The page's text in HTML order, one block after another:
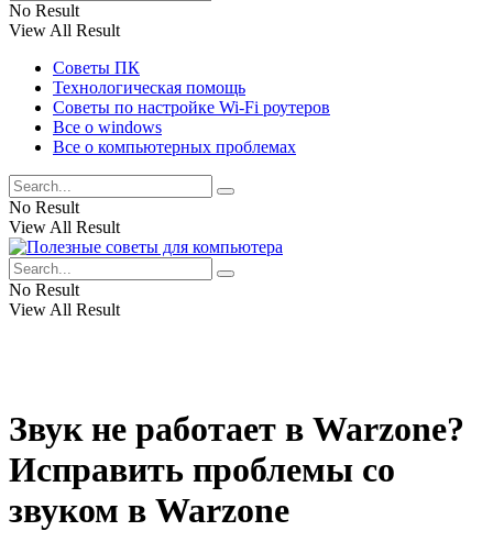
No Result
View All Result
Советы ПК
Технологическая помощь
Советы по настройке Wi-Fi роутеров
Все о windows
Все о компьютерных проблемах
No Result
View All Result
No Result
View All Result
Звук не работает в Warzone?
Исправить проблемы со
звуком в Warzone